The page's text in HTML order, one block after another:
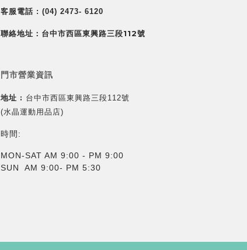
客服電話 : (04) 2473- 6120
聯絡地址：台中市西區東興路三段112號
門市營業資訊
地址 : 台中市西區東興路三段112號
(水晶運動用品店)
時間:
MON-SAT AM 9:00 - PM 9:00
SUN AM 9:00- PM 5:30